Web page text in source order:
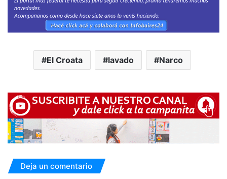
El Croata lavado Narco
Deja un comentario